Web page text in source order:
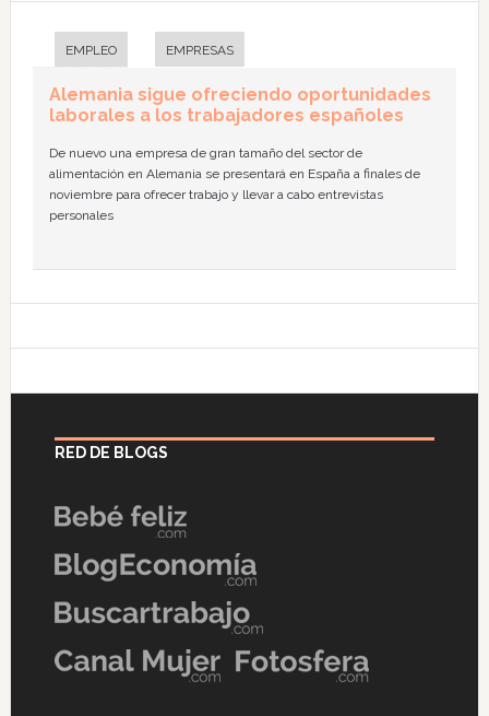
EMPLEO EMPRESAS
Alemania sigue ofreciendo oportunidades
laborales a los trabajadores españoles
De nuevo una empresa de gran tamaño del sector de
alimentación en Alemania se presentará en España a finales de
noviembre para ofrecer trabajo y llevar a cabo entrevistas
personales
RED DE BLOGS